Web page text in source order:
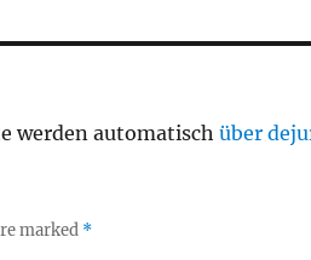
werden automatischüber
marked *